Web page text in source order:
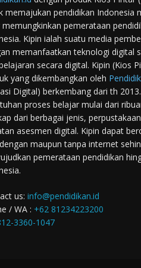
memajukan pendidikan Indonesia
memungkinkan pemerataan
Kipin ialah suatu media
memanfaatkan teknologi digital
secara digital. Kipin (Kios
yang dikembangkan oleh
Digital) berkembang dari th
proses belajar mulai dari
dari berbagai jenis,
asesmen digital. Kipin dapat
maupun tanpa internet
pemerataan pendidikan
us: info@pendidikan.id
/ WA : +62 81234223200
3360-1047